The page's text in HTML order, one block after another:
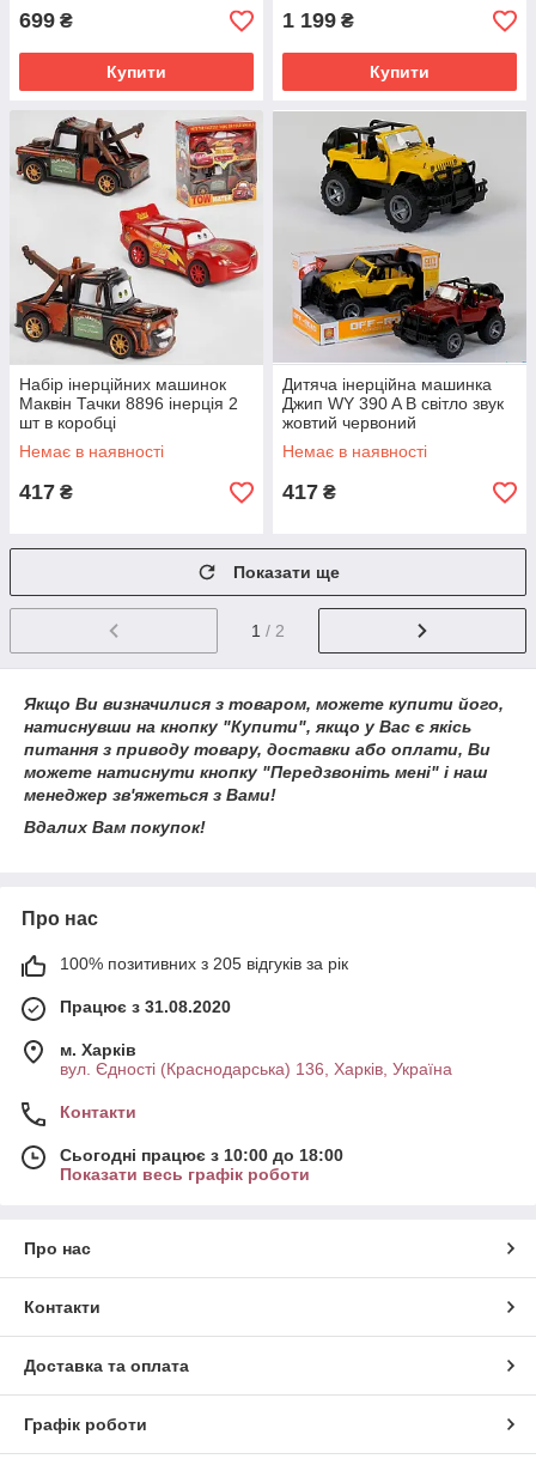
699 ₴
Купити
1 199 ₴
Купити
Набір інерційних машинок
Маквін Тачки 8896 інерція 2
шт в коробці
Немає в наявності
417 ₴
Дитяча інерційна машинка
Джип WY 390 A B світло звук
жовтий червоний
Немає в наявності
417 ₴
Показати ще
1 / 2
Якщо Ви визначилися з товаром, можете купити його,
натиснувши на кнопку "Купити", якщо у Вас є якісь
питання з приводу товару, доставки або оплати, Ви
можете натиснути кнопку "Передзвоніть мені" і наш
менеджер зв'яжеться з Вами!
Вдалих Вам покупок!
Про нас
100% позитивних з 205 відгуків за рік
Працює з 31.08.2020
м. Харків
вул. Єдності (Краснодарська) 136, Харків, Україна
Контакти
Сьогодні працює з 10:00 до 18:00
Показати весь графік роботи
Про нас
Контакти
Доставка та оплата
Графік роботи